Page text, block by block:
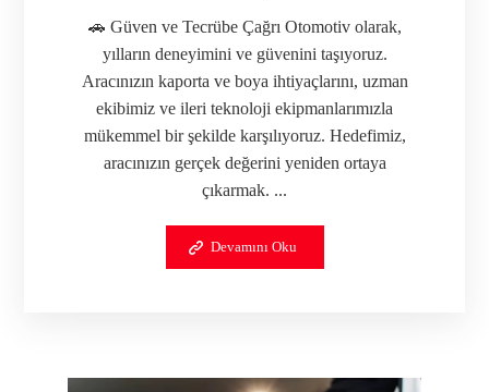
🚗 Güven ve Tecrübe Çağrı Otomotiv olarak,
yılların deneyimini ve güvenini taşıyoruz.
Aracınızın kaporta ve boya ihtiyaçlarını, uzman
ekibimiz ve ileri teknoloji ekipmanlarımızla
mükemmel bir şekilde karşılıyoruz. Hedefimiz,
aracınızın gerçek değerini yeniden ortaya
çıkarmak. ...
Devamını Oku